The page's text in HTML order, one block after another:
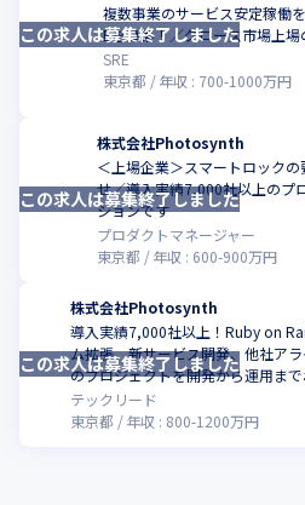
複数事業のサービス安定稼働
Eを募集！／グロース市場上
SRE
東京都
年収 : 700-1000万円
この求人は募集終了しました
株式会社Photosynth
＜上場企業＞スマートロック
せ／導入実績7,000社以上のプ
ションです
プロダクトマネージャー
東京都
年収 : 600-900万円
この求人は募集終了しました
株式会社Photosynth
導入実績7,000社以上！Ruby on
ム拡張、新サービス開発、他社ア
のプロジェクトを開発から運用ま
ち上げを経験し、スキルアップを目
テックリード
東京都
年収 : 800-1200万円
この求人は募集終了しました